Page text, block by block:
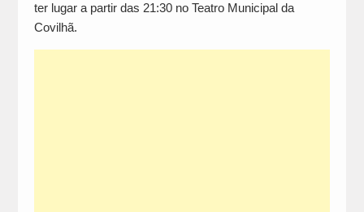
ter lugar a partir das 21:30 no Teatro Municipal da
Covilhã.